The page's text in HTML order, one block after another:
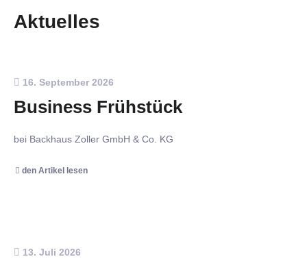
Aktuelles
16. September 2026
Business Frühstück
bei Backhaus Zoller GmbH & Co. KG
den Artikel lesen
13. Juli 2026